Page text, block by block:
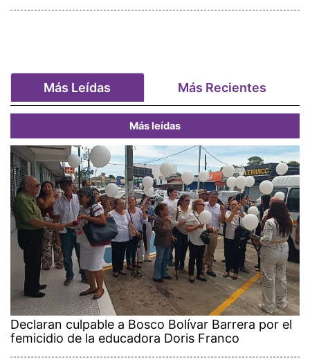
Más Leídas Más Recientes
Más leídas
Declaran culpable a Bosco Bolívar Barrera por el
femicidio de la educadora Doris Franco